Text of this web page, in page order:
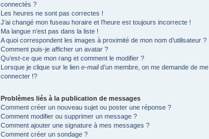
connectés ?
Les heures ne sont pas correctes !
J’ai changé mon fuseau horaire et l’heure est toujours incorrecte !
Ma langue n’est pas dans la liste !
A quoi correspondent les images à proximité de mon nom d’utilisateur ?
Comment puis-je afficher un avatar ?
Qu’est-ce que mon rang et comment le modifier ?
Lorsque je clique sur le lien e-maild’un membre, on me demande de me
connecter !?
Problèmes liés à la publication de messages
Comment créer un nouveau sujet ou poster une réponse ?
Comment modifier ou supprimer un message ?
Comment ajouter une signature à mes messages ?
Comment créer un sondage ?